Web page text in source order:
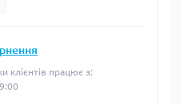
клієнтів працює з: